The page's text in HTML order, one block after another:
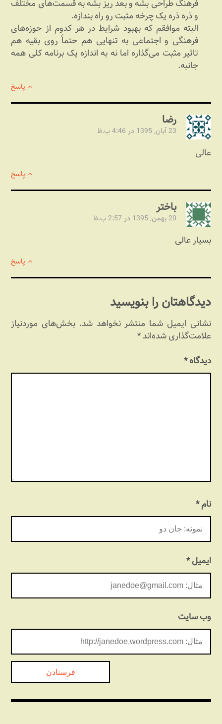
فرهنگ طراحی بشه و بعد ریز بشه به قسمت‌های مختلف
و ذره ذره یک چرخه مثبت رو راه بندازه.
البته موافقم که بهبود شرایط در هر کدوم از حوزه‌های
فرهنگی و اجتماعی به تنهایی هم حتماً روی بقیه هم
تاثیر مثبت می‌گذاره اما نه به اندازه یک برنامه کلی همه
جانبه.
پاسخ
رضا
23 آبان, 1395 در 4:46 ب.ظ
عالی
پاسخ
باختر
20 بهمن, 1395 در 2:57 ب.ظ
بسیار عالی
پاسخ
دیدگاهتان را بنویسید
نشانی ایمیل شما منتشر نخواهد شد. بخش‌های موردنیاز
علامت‌گذاری شده‌اند*
دیدگاه*
نام*
ایمیل*
وب‌ سایت